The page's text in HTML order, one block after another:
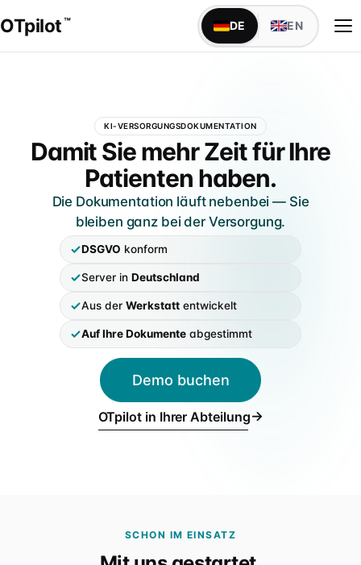
OTpilot™
Versorgungsdokumentation mit KI
Maßblatt, Anamnese, Bestellbogen — füllt sich von
Schnittstellen
TopM san6 sofort verfügbar, weitere individuell auf
Anfrage
IM SANITÄTSHAUS
Alle Abteilungen
Klassischer Aufbau · 9 Abteilungen mit Fachsprache
Für Verbünde & Holdings
rehaVital, ORTHEGROH, Sani Aktuell · Filialgruppen
IDENTITÄT
Über uns
Founder Niels & Marcel · Mission · Werkstatt-Wurzeln
Markenabgrenzung
Marke, DPMA & Unabhängigkeit vom BIV-OT
DE EN
KI-VERSORGUNGSDOKUMENTATION
OTpilot —
Damit Sie mehr Zeit für Ihre
Patienten haben.
Die Dokumentation läuft nebenbei — Sie
bleiben ganz bei der Versorgung.
DSGVO konform
Server inDeutschland
Aus derWerkstatt entwickelt
Auf Ihre Dokumente abgestimmt
Demo buchen
OTpilot in Ihrer Abteilung→
SCHON IM EINSATZ